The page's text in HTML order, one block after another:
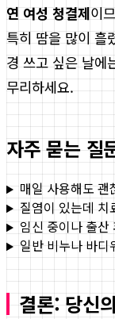
연 여성 청결제이
특히 땀을 많이 흘
경 쓰고 싶은 날에
무리하세요.
자주 묻는 질
매일 사용해도 괜
질염이 있는데 치
임신 중이나 출산
일반 비누나 바디
결론: 당신